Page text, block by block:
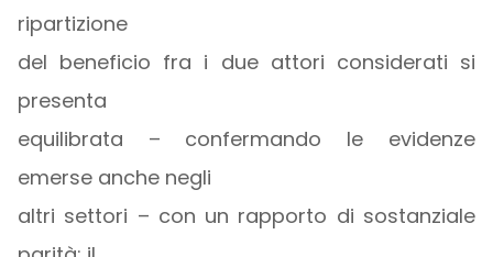
ripartizione
del beneficio fra i due attori considerati si
presenta
equilibrata – confermando le evidenze
emerse anche negli
altri settori – con un rapporto di sostanziale